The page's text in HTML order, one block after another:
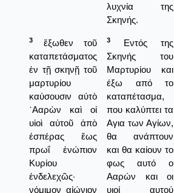
λυχνία της
Σκηνής.
3
ἔξωθεν τοῦ
καταπετάσματος
ἐν τῇ σκηνῇ τοῦ
μαρτυρίου
καύσουσιν αὐτὸ
᾿Ααρὼν καὶ οἱ
υἱοὶ αὐτοῦ ἀπὸ
ἑσπέρας ἕως
πρωΐ ἐνώπιον
Κυρίου
ἐνδελεχῶς·
νόμιμον αἰώνιον
3
Εντός της
Σκηνής του
Μαρτυρίου και
έξω από το
καταπέτασμα,
που καλύπτει τα
Αγια των Αγίων,
θα ανάπτουν
και θα καίουν το
φως αυτό ο
Ααρών και οι
υιοί αυτού